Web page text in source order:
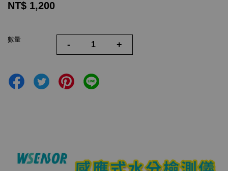
NT$ 1,200
數量
- +